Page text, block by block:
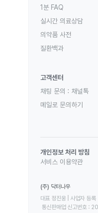
1분 FAQ
실시간 의료상담
의약품 사전
질환백과
고객센터
채팅 문의 : 채널톡
메일로 문의하기
개인정보 처리 방침
서비스 이용약관
(주) 닥터나우
대표 정진웅 | 사업자
통신판매업 신고번호